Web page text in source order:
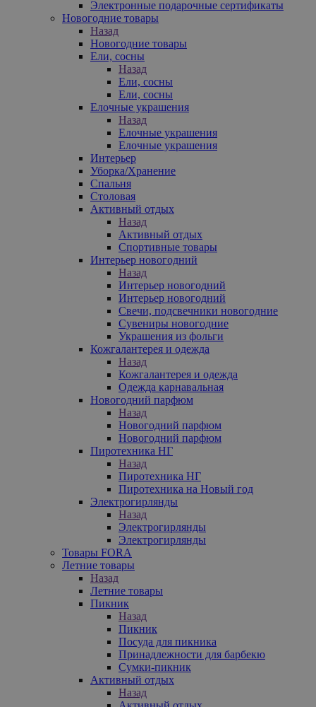
Электронные подарочные сертификаты
Новогодние товары
Назад
Новогодние товары
Ели, сосны
Назад
Ели, сосны
Ели, сосны
Елочные украшения
Назад
Елочные украшения
Елочные украшения
Интерьер
Уборка/Хранение
Спальня
Столовая
Активный отдых
Назад
Активный отдых
Спортивные товары
Интерьер новогодний
Назад
Интерьер новогодний
Интерьер новогодний
Свечи, подсвечники новогодние
Сувениры новогодние
Украшения из фольги
Кожгалантерея и одежда
Назад
Кожгалантерея и одежда
Одежда карнавальная
Новогодний парфюм
Назад
Новогодний парфюм
Новогодний парфюм
Пиротехника НГ
Назад
Пиротехника НГ
Пиротехника на Новый год
Электрогирлянды
Назад
Электрогирлянды
Электрогирлянды
Товары FORA
Летние товары
Назад
Летние товары
Пикник
Назад
Пикник
Посуда для пикника
Принадлежности для барбекю
Сумки-пикник
Активный отдых
Назад